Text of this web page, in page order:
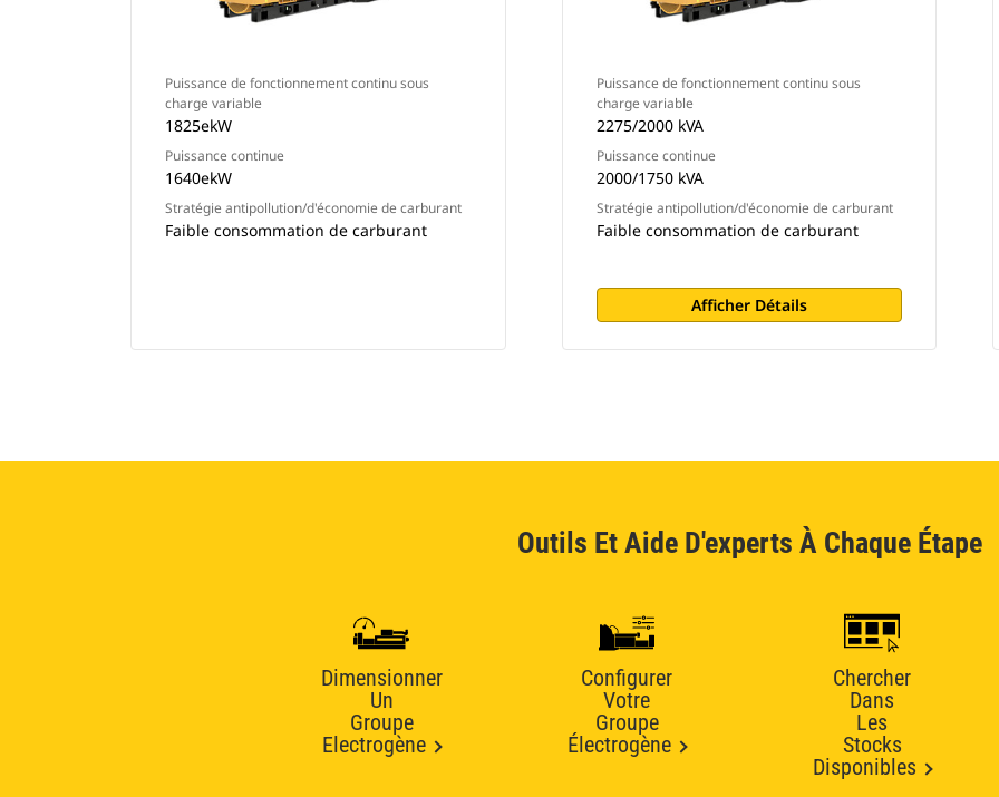
Puissance de fonctionnement continu sous
charge variable
1825ekW
Puissance continue
1640ekW
Stratégie antipollution/d'économie de carburant
Faible consommation de carburant
Puissance de fonctionnement continu sous
charge variable
2275/2000 kVA
Puissance continue
2000/1750 kVA
Stratégie antipollution/d'économie de carburant
Faible consommation de carburant
Afficher Détails
Outils Et Aide D'experts À Chaque Étape
Dimensionner
Un
Groupe
Electrogène
Configurer
Votre
Groupe
Électrogène
Chercher
Dans
Les
Stocks
Disponibles